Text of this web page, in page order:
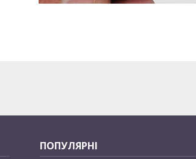
ПОПУЛЯРНІ